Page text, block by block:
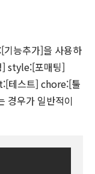
능추가]을 사용하
] style:[포매팅]
테스트] chore:[툴
경우가 일반적이